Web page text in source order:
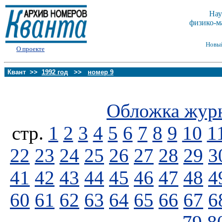
О проекте
физико-
Квант >> 1992 год >> номер 9
Обложка
стp. 1 2 3 4 5 6 7 8 9 10
22 23 24 25 26 27 28 29
41 42 43 44 45 46 47 48
60 61 62 63 64 65 66 67